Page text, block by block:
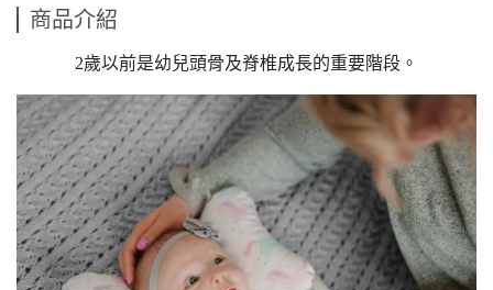
商品介紹
2歲以前是幼兒頭骨及脊椎成長的重要階段。